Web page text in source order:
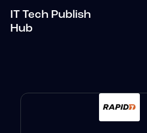
IT Tech Publish
Hub